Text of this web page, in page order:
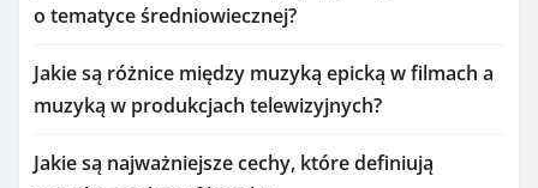
o tematyce średniowiecznej?
Jakie są różnice między muzyką epicką w filmach a
muzyką w produkcjach telewizyjnych?
Jakie są najważniejsze cechy, które definiują